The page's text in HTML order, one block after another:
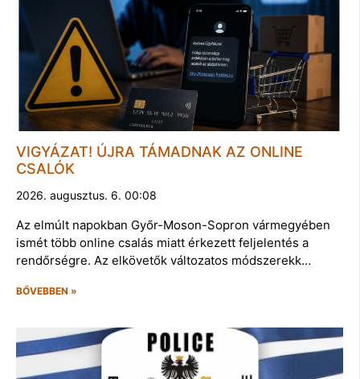
VIGYÁZAT! ÚJRA TÁMADNAK AZ ONLINE
CSALÓK
2026. augusztus. 6. 00:08
Az elmúlt napokban Győr-Moson-Sopron vármegyében
ismét több online csalás miatt érkezett feljelentés a
rendőrségre. Az elkövetők változatos módszerekk…
BŐVEBBEN »